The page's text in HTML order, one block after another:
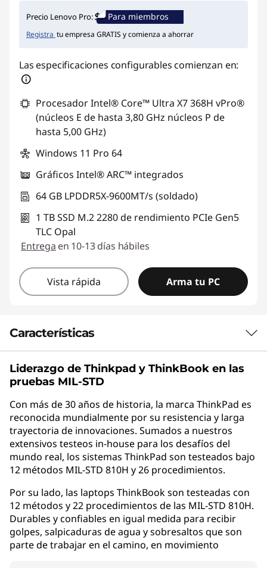
Ahorros instantáneos :-$1.217.498
Precio Lenovo Pro: Para miembros
Registra tu empresa GRATIS y comienza a ahorrar
Las especificaciones configurables comienzan en:
Procesador Intel® Core™ Ultra X7 368H vPro®
(núcleos E de hasta 3,80 GHz núcleos P de
hasta 5,00 GHz)
Windows 11 Pro 64
Gráficos Intel® ARC™ integrados
64 GB LPDDR5X-9600MT/s (soldado)
1 TB SSD M.2 2280 de rendimiento PCIe Gen5
TLC Opal
Entrega en 10-13 días hábiles
Vista rápida Arma tu PC
Características
AÚN MEJOR QUE NUNCA
Cuando sabes, sabes
La ThinkPad X1 Carbon Gen 14 Aura Edition es
una Copilot+ PC con procesadores Intel®
Core™ Ultra Series 3, NPU de hasta 50 TOPS y
procesamiento de IA local sin depender de la
nube. Con un peso inicial desde 0.977 kg, es
una de las laptops empresariales de 14" más
ligeras disponibles. Su chasis de fibra de
carbono de base 100% biológica combina
resistencia certificada MIL-STD-810H con un
perfil ultradelgado diseñado para
Liderazgo de Thinkpad y ThinkBook en las
pruebas MIL-STD
Con más de 30 años de historia, la marca ThinkPad es
reconocida mundialmente por su resistencia y larga
trayectoria de innovaciones. Sumados a nuestros
extensivos testeos in-house para los desafíos del
mundo real, los sistemas ThinkPad son testeados bajo
12 métodos MIL-STD 810H y 26 procedimientos.
Por su lado, las laptops ThinkBook son testeadas con
12 métodos y 22 procedimientos de las MIL-STD 810H.
Durables y confiables en igual medida para recibir
golpes, salpicaduras de agua y sobresaltos que son
parte de trabajar en el camino, en movimiento